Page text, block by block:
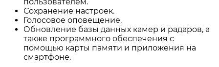
Сохранение настроек.
Голосовое оповещение.
Обновление базы данных камер и радаров, а
также программного обеспечения с
помощью карты памяти и приложения на
смартфоне.